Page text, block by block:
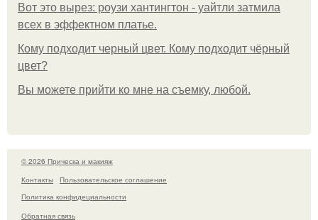
Вот это вырез: роузи хантингтон - уайтли затмила
всех в эффектном платьe.
Кому подходит черный цвет. Кому подходит чёрный
цвет?
Вы можете прийти ко мне на съемку, любой.
© 2026 Прическа и макияж
Контакты
Пользовательское соглашение
Политика конфидециальности
Обратная связь